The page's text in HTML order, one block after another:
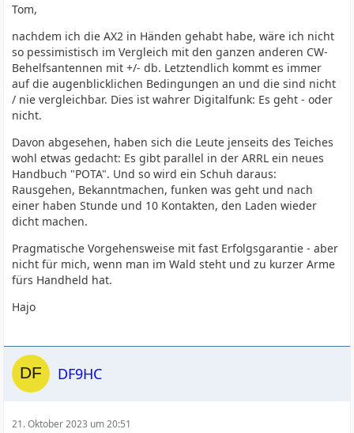
Tom,
nachdem ich die AX2 in Händen gehabt habe, wäre ich nicht
so pessimistisch im Vergleich mit den ganzen anderen CW-
Behelfsantennen mit +/- db. Letztendlich kommt es immer
auf die augenblicklichen Bedingungen an und die sind nicht
/ nie vergleichbar. Dies ist wahrer Digitalfunk: Es geht - oder
nicht.
Davon abgesehen, haben sich die Leute jenseits des Teiches
wohl etwas gedacht: Es gibt parallel in der ARRL ein neues
Handbuch "POTA". Und so wird ein Schuh daraus:
Rausgehen, Bekanntmachen, funken was geht und nach
einer haben Stunde und 10 Kontakten, den Laden wieder
dicht machen.
Pragmatische Vorgehensweise mit fast Erfolgsgarantie - aber
nicht für mich, wenn man im Wald steht und zu kurzer Arme
fürs Handheld hat.
Hajo
DF9HC
21. Oktober 2023 um 20:51